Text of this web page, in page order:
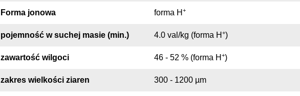
Forma jonowa forma H +
pojemność w suchej masie (min.) 4.0 val/kg (forma H +)
zawartość wilgoci 46 - 52 % (forma H +)
zakres wielkości ziaren 300 - 1200 µm